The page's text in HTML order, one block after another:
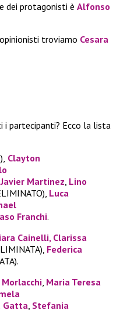
dei protagonisti è Alfonso
troviamo Cesara
partecipanti? Ecco la lista
Clayton
Javier Martinez, Lino
Luca
Franchi.
Cainelli, Clarissa
Federica
Morlacchi, Maria Teresa
Gatta, Stefania